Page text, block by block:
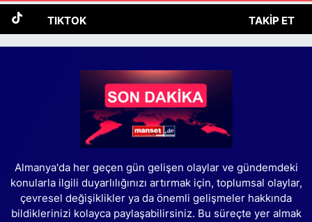
TIKTOK TAKIP ET
Almanya'da her geçen gün gelişen olaylar ve gündemdeki
konularla ilgili duyarlılığınızı artırmak için, toplumsal olaylar,
çevresel değişiklikler ya da önemli gelişmeler hakkında
bildiklerinizi kolayca paylaşabilirsiniz. Bu süreçte yer almak